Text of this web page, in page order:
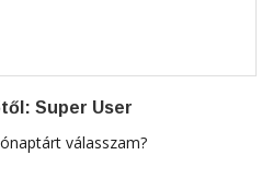
Super User
válasszam?